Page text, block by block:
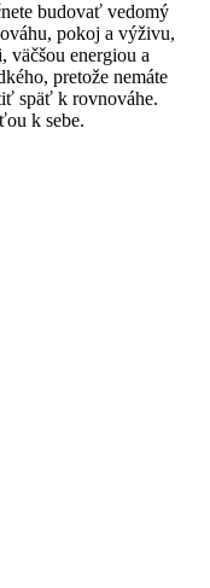
budovať vedomý
pokoj a výživu,
väčšou energiou a
pretože nemáte
späť k rovnováhe.
k sebe.